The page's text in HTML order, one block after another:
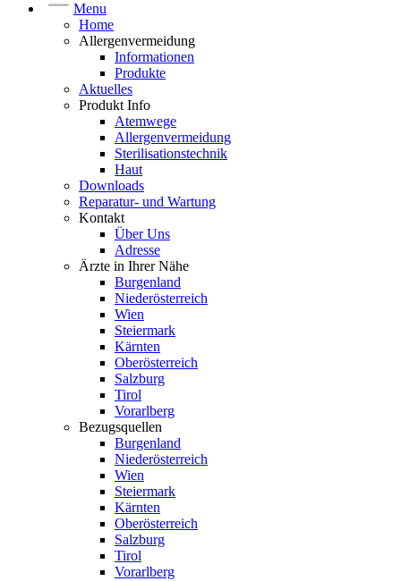
Menu
Home
Allergenvermeidung
Informationen
Produkte
Aktuelles
Produkt Info
Atemwege
Allergenvermeidung
Sterilisationstechnik
Haut
Downloads
Reparatur- und Wartung
Kontakt
Über Uns
Adresse
Ärzte in Ihrer Nähe
Burgenland
Niederösterreich
Wien
Steiermark
Kärnten
Oberösterreich
Salzburg
Tirol
Vorarlberg
Bezugsquellen
Burgenland
Niederösterreich
Wien
Steiermark
Kärnten
Oberösterreich
Salzburg
Tirol
Vorarlberg